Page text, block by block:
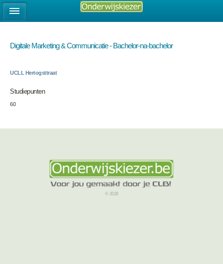
Digitale Marketing & Communicatie - Bachelor-na-bachelor
UCLL Hertogsttraat
Studiepunten
60
© 2026